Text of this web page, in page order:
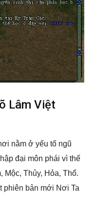
Lâm Việt
nằm ở yếu tố ngũ
đại môn phái vì thế
Mộc, Thủy, Hỏa, Thổ.
phiên bản mới Nơi Ta